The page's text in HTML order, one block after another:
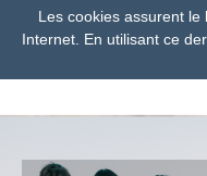
Les cookies assurent
Internet. En utilisant ce